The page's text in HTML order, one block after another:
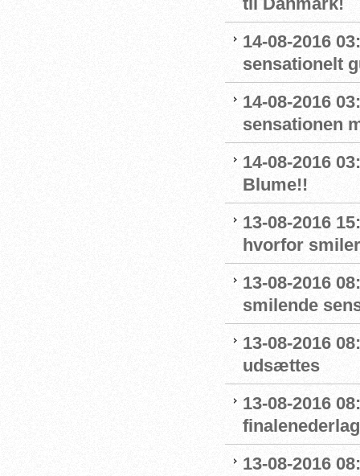
14-08-2016
sensationelt
14-08-2016
sensationen
14-08-2016
Blume!!
13-08-2016
hvorfor
13-08-2016
smilende
13-08-2016
udsættes
13-08-2016
finalenederlag
13-08-2016